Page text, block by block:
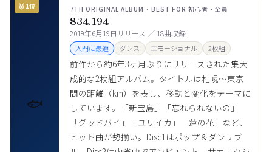
🥇 1位
🐟
7TH ORIGINAL ALBUM · BEST FOR 初心者・全員
834.194
2019年6月19日リリース ／ 18曲収録
入門に最適 ダンス エモーショナル 2枚組
前作から約6年3ヶ月ぶりにリリースされた集大
成的な2枚組アルバム。タイトルは札幌〜東京
間の距離（km）を表し、移動と変化をテーマに
しています。「新宝島」「忘れられないの」
「グッドバイ」「ユリイカ」「蓮の花」など、
ヒット曲が勢揃い。Disc1はポップ＆ダンサブ